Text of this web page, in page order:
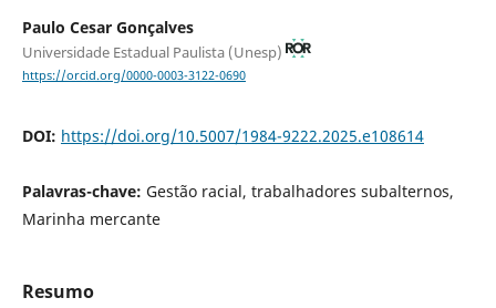
Paulo Cesar Gonçalves
Universidade Estadual Paulista (Unesp)
https://orcid.org/0000-0003-3122-0690
DOI: https://doi.org/10.5007/1984-9222.2025.e108614
Palavras-chave: Gestão racial, trabalhadores subalternos,
Marinha mercante
Resumo